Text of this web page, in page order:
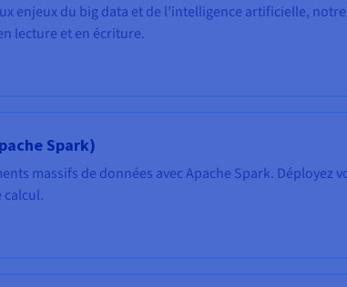
enjeux du big data et de l’intelligence artificielle,
lecture et en écriture.
Spark)
massifs de données avec Apache Spark.